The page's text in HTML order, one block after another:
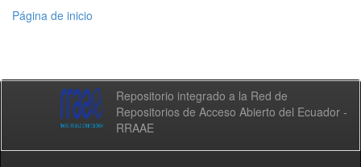
Página de inicio
Repositorio integrado a la Red de
Repositorios de Acceso Abierto del Ecuador -
RRAAE